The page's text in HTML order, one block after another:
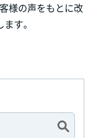
様の声をもとに改
す。